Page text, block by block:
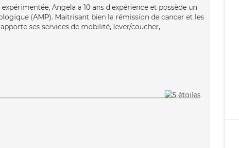
Angela a 10 ans d'expérience et possède un
(AMP). Maitrisant bien la rémission de cancer et les
ses services de mobilité, lever/coucher,